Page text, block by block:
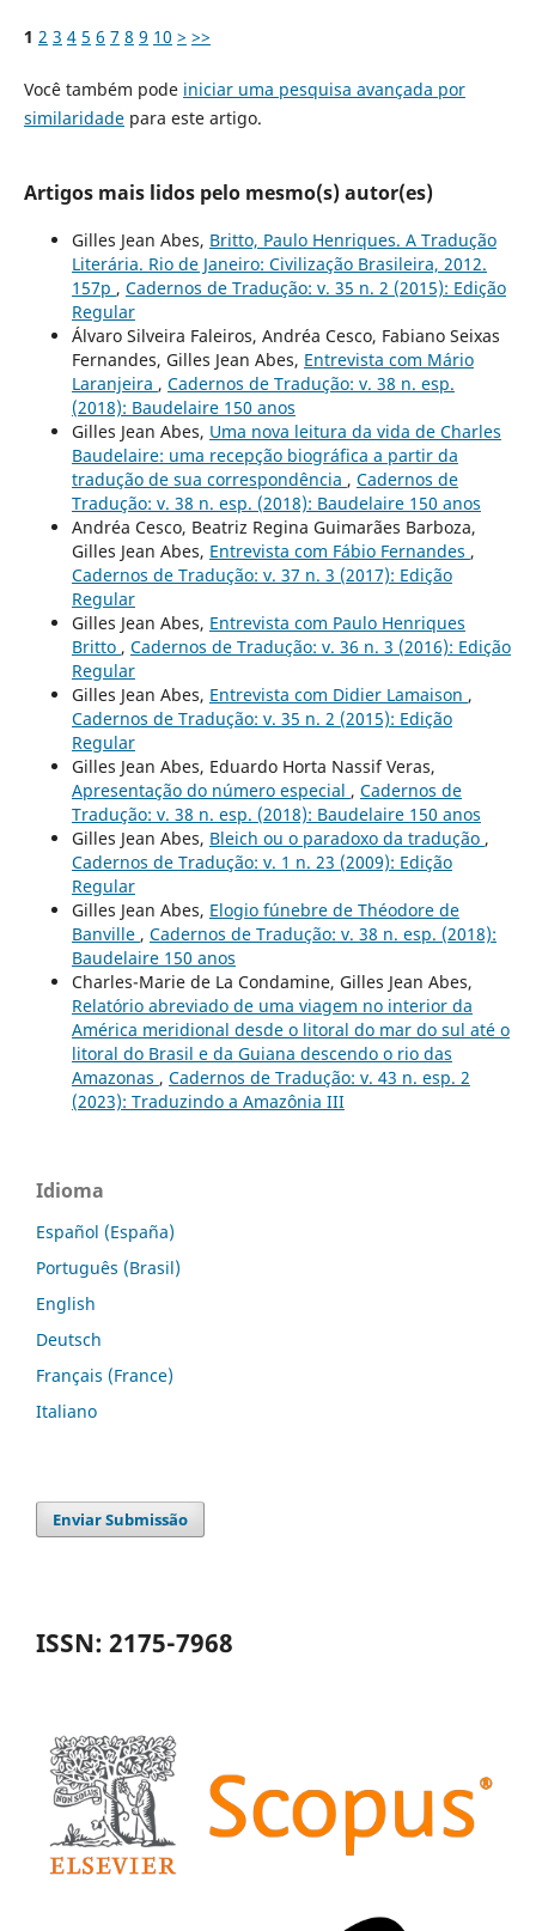
1 2 3 4 5 6 7 8 9 10 > >>
Você também pode iniciar uma pesquisa avançada por
similaridadepara este artigo.
Artigos mais lidos pelo mesmo(s) autor(es)
Gilles Jean Abes, Britto, Paulo Henriques. A Tradução
Literária. Rio de Janeiro: Civilização Brasileira, 2012.
157p , Cadernos de Tradução: v. 35 n. 2 (2015): Edição
Regular
Álvaro Silveira Faleiros, Andréa Cesco, Fabiano Seixas
Fernandes, Gilles Jean Abes, Entrevista com Mário
Laranjeira , Cadernos de Tradução: v. 38 n. esp.
(2018): Baudelaire 150 anos
Gilles Jean Abes, Uma nova leitura da vida de Charles
Baudelaire: uma recepção biográfica a partir da
tradução de sua correspondência , Cadernos de
Tradução: v. 38 n. esp. (2018): Baudelaire 150 anos
Andréa Cesco, Beatriz Regina Guimarães Barboza,
Gilles Jean Abes, Entrevista com Fábio Fernandes ,
Cadernos de Tradução: v. 37 n. 3 (2017): Edição
Regular
Gilles Jean Abes, Entrevista com Paulo Henriques
Britto , Cadernos de Tradução: v. 36 n. 3 (2016): Edição
Regular
Gilles Jean Abes, Entrevista com Didier Lamaison ,
Cadernos de Tradução: v. 35 n. 2 (2015): Edição
Regular
Gilles Jean Abes, Eduardo Horta Nassif Veras,
Apresentação do número especial , Cadernos de
Tradução: v. 38 n. esp. (2018): Baudelaire 150 anos
Gilles Jean Abes, Bleich ou o paradoxo da tradução ,
Cadernos de Tradução: v. 1 n. 23 (2009): Edição
Regular
Gilles Jean Abes, Elogio fúnebre de Théodore de
Banville , Cadernos de Tradução: v. 38 n. esp. (2018):
Baudelaire 150 anos
Charles-Marie de La Condamine, Gilles Jean Abes,
Relatório abreviado de uma viagem no interior da
América meridional desde o litoral do mar do sul até o
litoral do Brasil e da Guiana descendo o rio das
Amazonas , Cadernos de Tradução: v. 43 n. esp. 2
(2023): Traduzindo a Amazônia III
Idioma
Español (España)
Português (Brasil)
English
Deutsch
Français (France)
Italiano
Enviar Submissão
ISSN: 2175-7968